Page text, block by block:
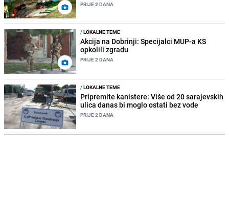
PRIJE 2 DANA
/LOKALNE TEME
Akcija na Dobrinji: Specijalci MUP-a KS
opkolili zgradu
PRIJE 2 DANA
/LOKALNE TEME
Pripremite kanistere: Više od 20 sarajevskih
ulica danas bi moglo ostati bez vode
PRIJE 2 DANA